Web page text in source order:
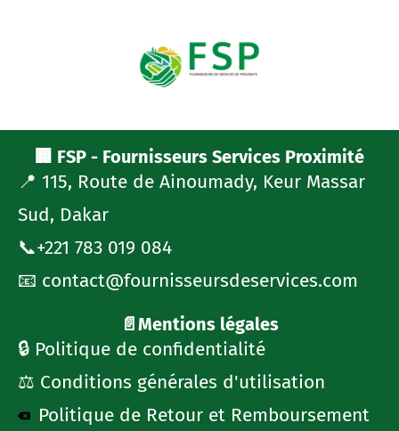
🏢 FSP - Fournisseurs Services Proximité
📍 115, Route de Ainoumady, Keur Massar
Sud, Dakar
📞+221 783 019 084
📧 contact@fournisseursdeservices.com
📄Mentions légales
🔒 Politique de confidentialité
⚖️ Conditions générales d'utilisation
Politique de Retour et Remboursement